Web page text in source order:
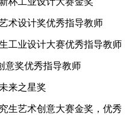
设计奖优秀指导教师
业设计大赛优秀指导教师
奖优秀指导教师
来之星奖
艺术创意大赛金奖，优秀